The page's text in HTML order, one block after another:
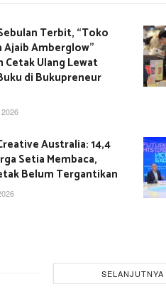
Terbit, “Toko
Ajaib Amberglow”
Cetak Ulang Lewat
di Bukupreneur
Australia: 14,4
Setia Membaca,
Belum Tergantikan
SELANJUTNYA